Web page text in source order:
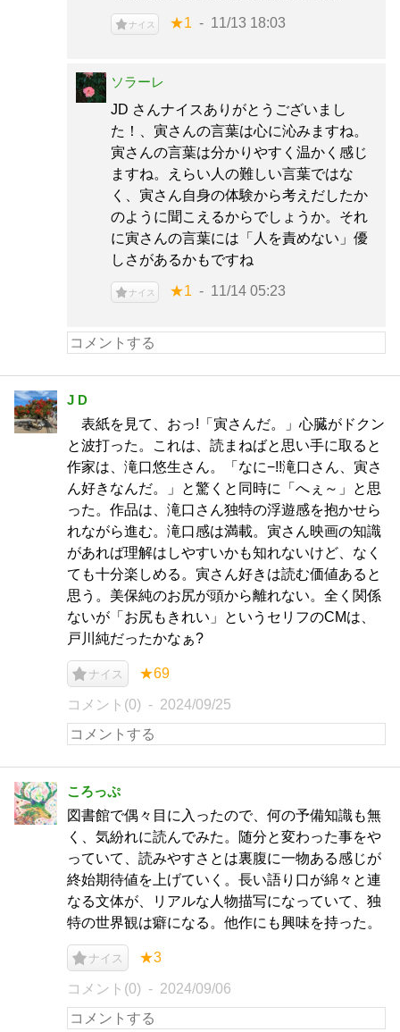
ナイス ★1 11/13 18:03
ソラーレ
JD さんナイスありがとうございまし
た！、寅さんの言葉は心に沁みますね。
寅さんの言葉は分かりやすく温かく感じ
ますね。えらい人の難しい言葉ではな
く、寅さん自身の体験から考えだしたか
のように聞こえるからでしょうか。それ
に寅さんの言葉には「人を責めない」優
しさがあるかもですね
ナイス ★1 11/14 05:23
J D
表紙を見て、おっ!「寅さんだ。」心臓がドクン
と波打った。これは、読まねばと思い手に取ると
作家は、滝口悠生さん。「なに−!!滝口さん、寅さ
ん好きなんだ。」と驚くと同時に「へぇ～」と思
った。作品は、滝口さん独特の浮遊感を抱かせら
れながら進む。滝口感は満載。寅さん映画の知識
があれば理解はしやすいかも知れないけど、なく
ても十分楽しめる。寅さん好きは読む価値あると
思う。美保純のお尻が頭から離れない。全く関係
ないが「お尻もきれい」というセリフのCMは、
戸川純だったかなぁ?
ナイス ★69
コメント(0) 2024/09/25
ころっぷ
図書館で偶々目に入ったので、何の予備知識も無
く、気紛れに読んでみた。随分と変わった事をや
っていて、読みやすさとは裏腹に一物ある感じが
終始期待値を上げていく。長い語り口が綿々と連
なる文体が、リアルな人物描写になっていて、独
特の世界観は癖になる。他作にも興味を持った。
ナイス ★3
コメント(0) 2024/09/06